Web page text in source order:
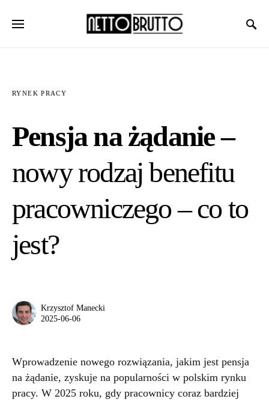
RYNEK PRACY
Pensja na żądanie –
nowy rodzaj benefitu
pracowniczego – co to
jest?
Krzysztof Manecki
2025-06-06
Wprowadzenie nowego rozwiązania, jakim jest pensja
na żądanie, zyskuje na popularności w polskim rynku
pracy. W 2025 roku, gdy pracownicy coraz bardziej